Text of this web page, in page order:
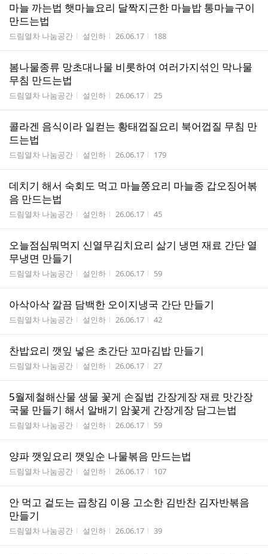
마늘 까는법 햇마늘요리 달짝지근한 마늘밥 통마늘구이
만드는법
게시판명
드림열차 나눔공간 작성자
설인하 작성시간
26.06.17 조회수
188
봄나물종류 망초대나물 비롯하여 여러가지섞인 막나물
무침 만드는법
게시판명
드림열차 나눔공간 작성자
설인하 작성시간
26.06.17 조회수
25
콜라겐 음식이라 일컫는 황태껍질요리 북어껍질 무침 만
드는법
게시판명
드림열차 나눔공간 작성자
설인하 작성시간
26.06.17 조회수
179
데치기 해서 숙회도 먹고 마늘쫑요리 마늘종 갑오징어볶
음 만드는법
게시판명
드림열차 나눔공간 작성자
설인하 작성시간
26.06.17 조회수
45
오늘점심뭐먹지 신열무김치요리 삶기 냉면 재료 간단 열
무냉면 만들기
게시판명
드림열차 나눔공간 작성자
설인하 작성시간
26.06.17 조회수
59
아삭아삭 깔끔 담백한 오이지냉국 간단 만들기
게시판명
드림열차 나눔공간 작성자
설인하 작성시간
26.06.17 조회수
42
찬밥요리 깻잎 넣은 초간단 꼬마김밥 만들기
게시판명
드림열차 나눔공간 작성자
설인하 작성시간
26.06.17 조회수
27
5월제철해산물 생물 꽃게 손질법 간장게장 재료 맛간장
국물 만들기 해서 알배기 암꽃게 간장게장 담그는법
게시판명
드림열차 나눔공간 작성자
설인하 작성시간
26.06.17 조회수
59
양파 깻잎요리 깻잎순 나물볶음 만드는법
게시판명
드림열차 나눔공간 작성자
설인하 작성시간
26.06.17 조회수
107
안 먹고 겉도는 곱창김 이용 고소한 김반찬 김자반볶음
만들기
게시판명
드림열차 나눔공간 작성자
설인하 작성시간
26.06.17 조회수
39